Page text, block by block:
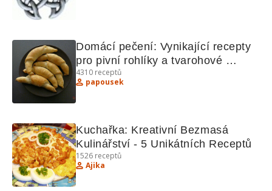
Domácí pečení: Vynikající recepty
pro pivní rohlíky a tvarohové
koláčky
4310 receptů
papousek
Kuchařka: Kreativní Bezmasá
Kulinářství - 5 Unikátních Receptů
1526 receptů
Ajika